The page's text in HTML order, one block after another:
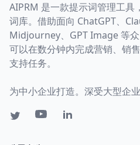
AIPRM 是一款提示词管理工具
词库。借助面向 ChatGPT、
Midjourney、GPT Image 等
可以在数分钟内完成营销、销
支持任务。
为中小企业打造。深受大型企业